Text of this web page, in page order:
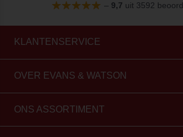
– 9,7 uit 3592
KLANTENSERVICE
OVER EVANS & WATSON
ONS ASSORTIMENT